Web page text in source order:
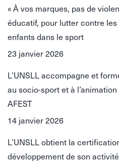
« À vos marques, pas de
éducatif, pour lutter contre
enfants dans le sport
23 janvier 2026
L’UNSLL accompagne et
au socio-sport et à
AFEST
14 janvier 2026
L’UNSLL obtient la
développement de son